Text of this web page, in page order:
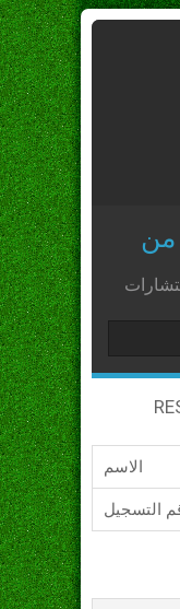
من
الاسم
التسجيل